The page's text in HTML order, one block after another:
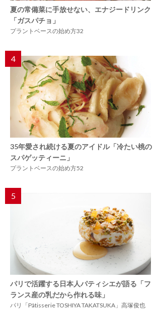
夏の常備菜に手放せない、エナジードリンク
「ガスパチョ」
プラントベースの始め方32
4
35年愛され続ける夏のアイドル「冷たい桃の
スパゲッティーニ」
プラントベースの始め方52
5
パリで活躍する日本人パティシエが語る「フ
ランス産の乳だから作れる味」
パリ「Pâtisserie TOSHIYA TAKATSUKA」高塚俊也